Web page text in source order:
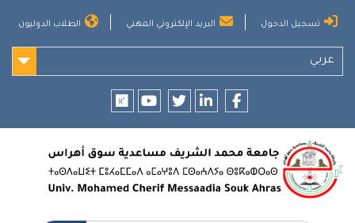
تسجيل الدخول البريد الإلكتروني المهني الطلاب الدوليون
عربي